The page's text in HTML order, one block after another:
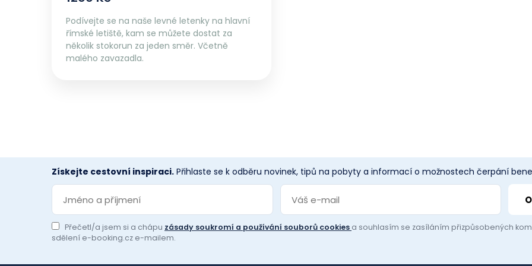
Podívejte se na naše levné letenky na hlavní
římské letiště, kam se můžete dostat za
několik stokorun za jeden směr. Včetně
malého zavazadla.
Získejte cestovní inspiraci. Přihlaste se k odběru novinek, tipů na pobyty a informací o možnostech čerpání
Přečetl/a jsem si a chápu zásady soukromí a používání souborů cookies a souhlasím se zasíláním přizpůsobených
sdělení e-booking.cz e-mailem.